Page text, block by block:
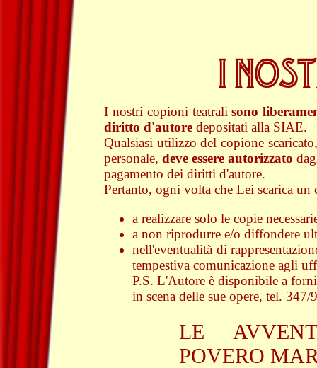
I
I nostri copioni teatralisono
diritto d'autore depositati alla SIAE.
Qualsiasi utilizzo del copione
personale,deve essere autorizzato
pagamento dei diritti d'autore.
Pertanto, ogni volta che Lei scarica
a realizzare solo le copie
a non riprodurre e/o diffondere
nell'eventualità di
tempestiva comunicazione agli
P.S. L'Autore è disponibile a
in scena delle sue opere, tel. 347/
LE
POVERO